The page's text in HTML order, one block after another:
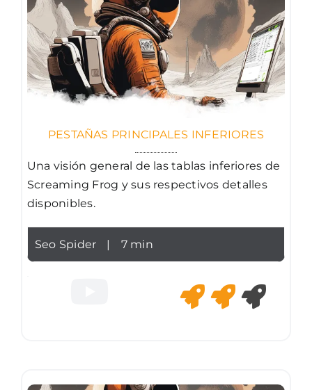
PESTAÑAS PRINCIPALES INFERIORES
Una visión general de las tablas inferiores de
Screaming Frog y sus respectivos detalles
disponibles.
Seo Spider | 7 min